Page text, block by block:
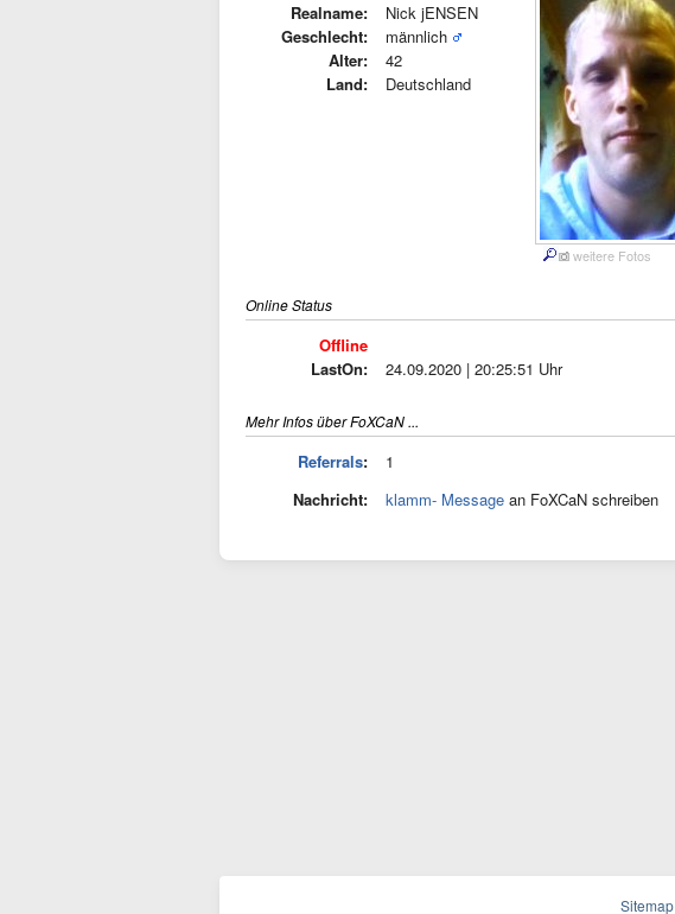
Realname:
Nick jENSEN
Geschlecht:
männlich
Alter:
42
Land:
Deutschland
weitere Fotos
Online Status
Offline
LastOn:
24.09.2020 | 20:25:51 Uhr
Mehr Infos über FoXCaN ...
Referrals:
1
Nachricht:
klamm- Message an FoXCaN schreiben
Sitemap